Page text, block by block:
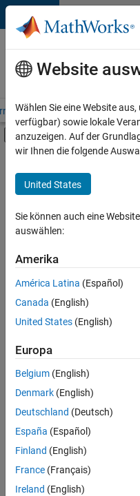
Weiter zum Inhalt
Karriere
bei
MathWorks
– Übersicht Stellensuche
Umschaltung für
Hauptinhalt
Praktika
Advanced Support
Globalisierung
Information Technology
Infrastructure and
Quality Engineering
Technical Writing
Web Applications and
+7
Derzeit
es
keine
offenen
Stellen,
Ihren
Suchkriterien
entsprechen.
können
die
Suchkriterien
weiter
fassen
oder
Website
Wählen Sie eine Website
verfügbar) sowie lokale
anzuzeigen. Auf der
wir Ihnen die folgende
United States
Sie können auch eine
auswählen:
Amerika
América Latina (Español)
Canada (English)
United States (English)
Europa
Belgium (English)
Denmark (English)
Deutschland (Deutsch)
España (Español)
Finland (English)
France (Français)
Ireland (English)